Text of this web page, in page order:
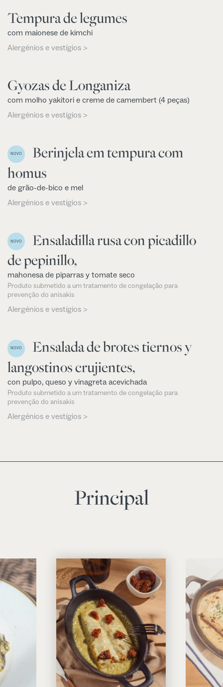
Tempura de legumes
com maionese de kimchi
Alergénios e vestígios >
Gyozas de Longaniza
com molho yakitori e creme de camembert (4 peças)
Alergénios e vestígios >
NOVO
Berinjela em tempura com
homus
de grão-de-bico e mel
Alergénios e vestígios >
NOVO
Ensaladilla rusa con picadillo
de pepinillo,
mahonesa de piparras y tomate seco
Produto submetido a um tratamento de congelação para
prevenção do anisakis
Alergénios e vestígios >
NOVO
Ensalada de brotes tiernos y
langostinos crujientes,
con pulpo, queso y vinagreta acevichada
Produto submetido a um tratamento de congelação para
prevenção do anisakis
Alergénios e vestígios >
Principal